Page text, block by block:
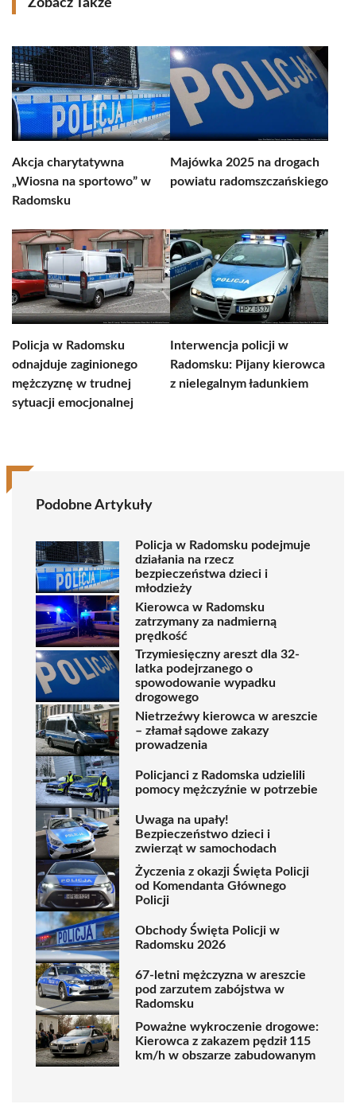
Zobacz Także
Akcja charytatywna
„Wiosna na sportowo” w
Radomsku
Majówka 2025 na drogach
powiatu radomszczańskiego
Policja w Radomsku
odnajduje zaginionego
mężczyznę w trudnej
sytuacji emocjonalnej
Interwencja policji w
Radomsku: Pijany kierowca
z nielegalnym ładunkiem
Podobne Artykuły
Policja w Radomsku podejmuje
działania na rzecz
bezpieczeństwa dzieci i
młodzieży
Kierowca w Radomsku
zatrzymany za nadmierną
prędkość
Trzymiesięczny areszt dla 32-
latka podejrzanego o
spowodowanie wypadku
drogowego
Nietrzeźwy kierowca w areszcie
– złamał sądowe zakazy
prowadzenia
Policjanci z Radomska udzielili
pomocy mężczyźnie w potrzebie
Uwaga na upały!
Bezpieczeństwo dzieci i
zwierząt w samochodach
Życzenia z okazji Święta Policji
od Komendanta Głównego
Policji
Obchody Święta Policji w
Radomsku 2026
67-letni mężczyzna w areszcie
pod zarzutem zabójstwa w
Radomsku
Poważne wykroczenie drogowe:
Kierowca z zakazem pędził 115
km/h w obszarze zabudowanym